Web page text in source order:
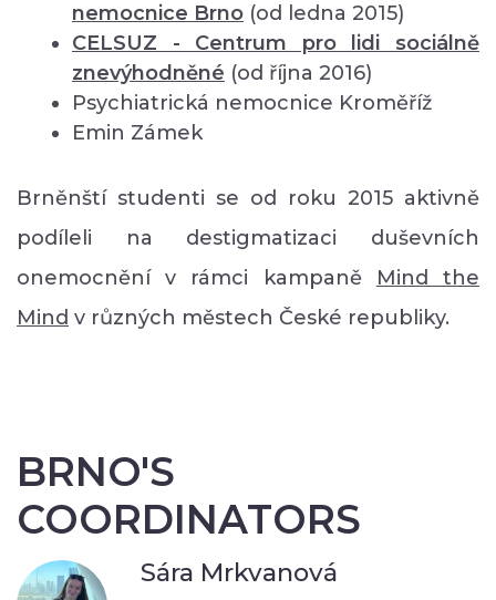
nemocnice Brno (od ledna 2015)
CELSUZ - Centrum pro lidi sociálně
znevýhodněné (od října 2016)
Psychiatrická nemocnice Kroměříž
Emin Zámek
Brněnští studenti se od roku 2015 aktivně
podíleli na destigmatizaci duševních
onemocnění v rámci kampaně Mind the
Mind v různých městech České republiky.
BRNO'S
COORDINATORS
Sára Mrkvanová